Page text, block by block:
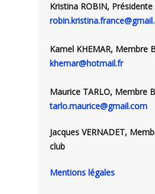
Kristina ROBIN, Présidente
Kamel KHEMAR, Membre
khemar@hotmail.fr
Maurice TARLO, Membre
tarlo.maurice@gmail.com
Jacques VERNADET,
club
Mentions légales